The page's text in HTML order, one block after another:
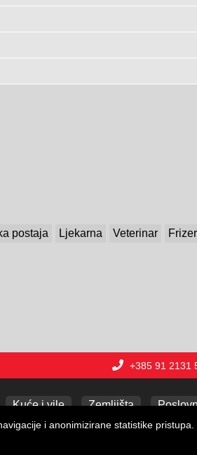
postaja Ljekarna Veterinar
+385 91 2131
Kuće i vile Zemljišta
i anonimizirane statistike